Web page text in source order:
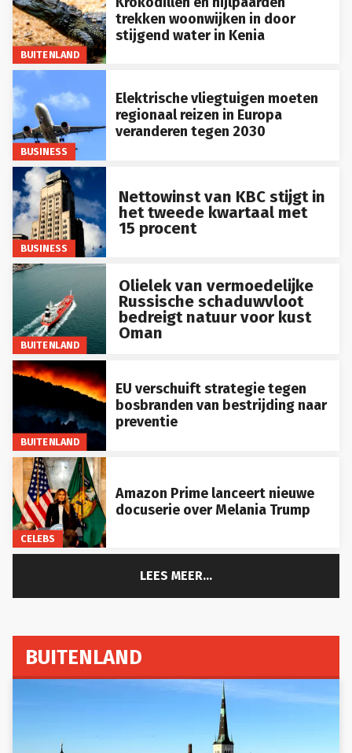
BUITENLAND
trekken woonwijken in door
stijgend water in Kenia
BUSINESS
Elektrische vliegtuigen moeten
regionaal reizen in Europa
veranderen tegen 2030
BUSINESS
Nettowinst van KBC stijgt in
het tweede kwartaal met
15 procent
BUITENLAND
Olielek van vermoedelijke
Russische schaduwvloot
bedreigt natuur voor kust
Oman
BUITENLAND
EU verschuift strategie tegen
bosbranden van bestrijding naar
preventie
CELEBS
Amazon Prime lanceert nieuwe
docuserie over Melania Trump
LEES MEER...
BUITENLAND